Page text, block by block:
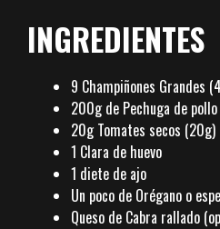
INGREDIENTES
9 Champiñones Grandes
200g de Pechuga de
20g Tomates secos (20g)
1 Clara de huevo
1 diete de ajo
Un poco de Orégano o
Queso de Cabra rallado